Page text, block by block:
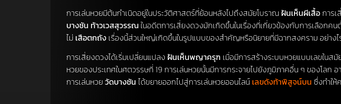
การเล่นหวยมีต้นกำเนิดอยู่ในประวัติศาสตร์ที่ย้อนหลังไปถึงสมัยโบราณ ฝันเห็นผีเสื้อการ
บางชัน ท้าวเวสสุวรรณในอดีตการเสี่ยงดวงมักเกิดขึ้นในเรื่องที่เกี่ยวข้องกับการเลือกคน
ไม่ เสือตกถัง เรื่องนี้ส่วนใหญ่เกิดขึ้นในรูปแบบของสำคัญหรือนิยายที่มีฉากสงคราม อย่าง
การเสี่ยงดวงได้เริ่มเปลี่ยนแปลง ฝันเห็นพญาครุฑ เมื่อมีการสร้างระบบหวยแบบเลขในส
หวยของประเทศในศตวรรษที่ 19 การเล่นหวยนั้นมีการกระจายไปยังภูมิภาคอื่น ๆ ของโลก อ
การเล่นหวย วัดบางชัน ได้ขยายออกไปสู่การเล่นหวยออนไลน์ เลขดังท้าพิสูจน์บน ซึ่งทำใ